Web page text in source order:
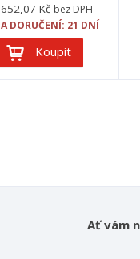
Kč bez DPH
DORUČENÍ: 21 DNÍ
Koupit
Ať vám